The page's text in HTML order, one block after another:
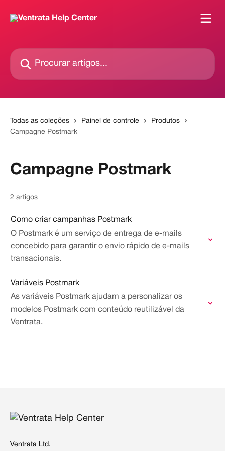
Procurar artigos...
Todas as coleções Painel de controle
Produtos
Campagne Postmark
Campagne Postmark
2 artigos
Como criar campanhas Postmark
O Postmark é um serviço de entrega de e-mails
concebido para garantir o envio rápido de e-mails
transacionais.
Variáveis Postmark
As variáveis Postmark ajudam a personalizar os
modelos Postmark com conteúdo reutilizável da
Ventrata.
Ventrata Ltd.